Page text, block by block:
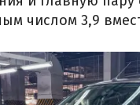
числом 3,9